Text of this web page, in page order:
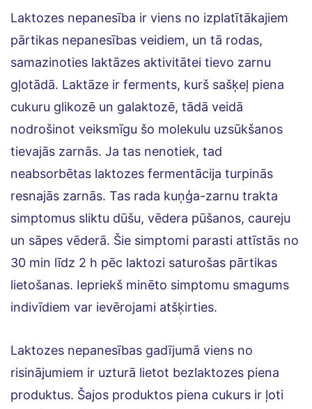
Laktozes nepanesība ir viens no izplatītākajiem
pārtikas nepanesības veidiem, un tā rodas,
samazinoties laktāzes aktivitātei tievo zarnu
gļotādā. Laktāze ir ferments, kurš sašķeļ piena
cukuru glikozē un galaktozē, tādā veidā
nodrošinot veiksmīgu šo molekulu uzsūkšanos
tievajās zarnās. Ja tas nenotiek, tad
neabsorbētas laktozes fermentācija turpinās
resnajās zarnās. Tas rada kuņģa-zarnu trakta
simptomus sliktu dūšu, vēdera pūšanos, caureju
un sāpes vēderā. Šie simptomi parasti attīstās no
30 min līdz 2 h pēc laktozi saturošas pārtikas
lietošanas. Iepriekš minēto simptomu smagums
indivīdiem var ievērojami atšķirties.
Laktozes nepanesības gadījumā viens no
risinājumiem ir uzturā lietot bezlaktozes piena
produktus. Šajos produktos piena cukurs ir ļoti